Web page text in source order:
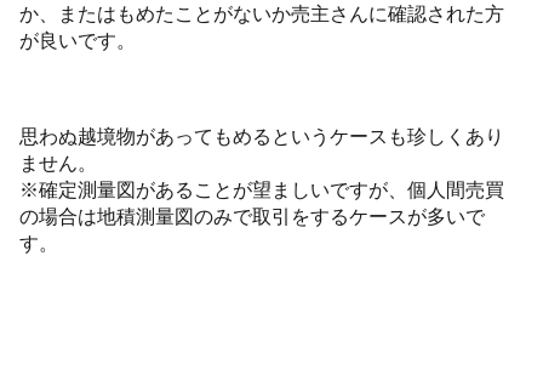
か、またはもめたことがないか売主さんに確認された方
が良いです。
思わぬ越境物があってもめるというケースも珍しくあり
ません。
※確定測量図があることが望ましいですが、個人間売買
の場合は地積測量図のみで取引をするケースが多いで
す。